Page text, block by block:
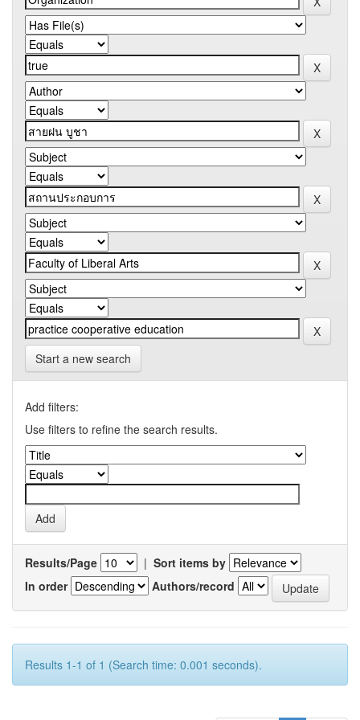
Start a new search
Add filters:
Use filters to refine the search results.
Results/Page | Sort items by
In order
Authors/record
Results 1-1 of 1 (Search time: 0.001 seconds).